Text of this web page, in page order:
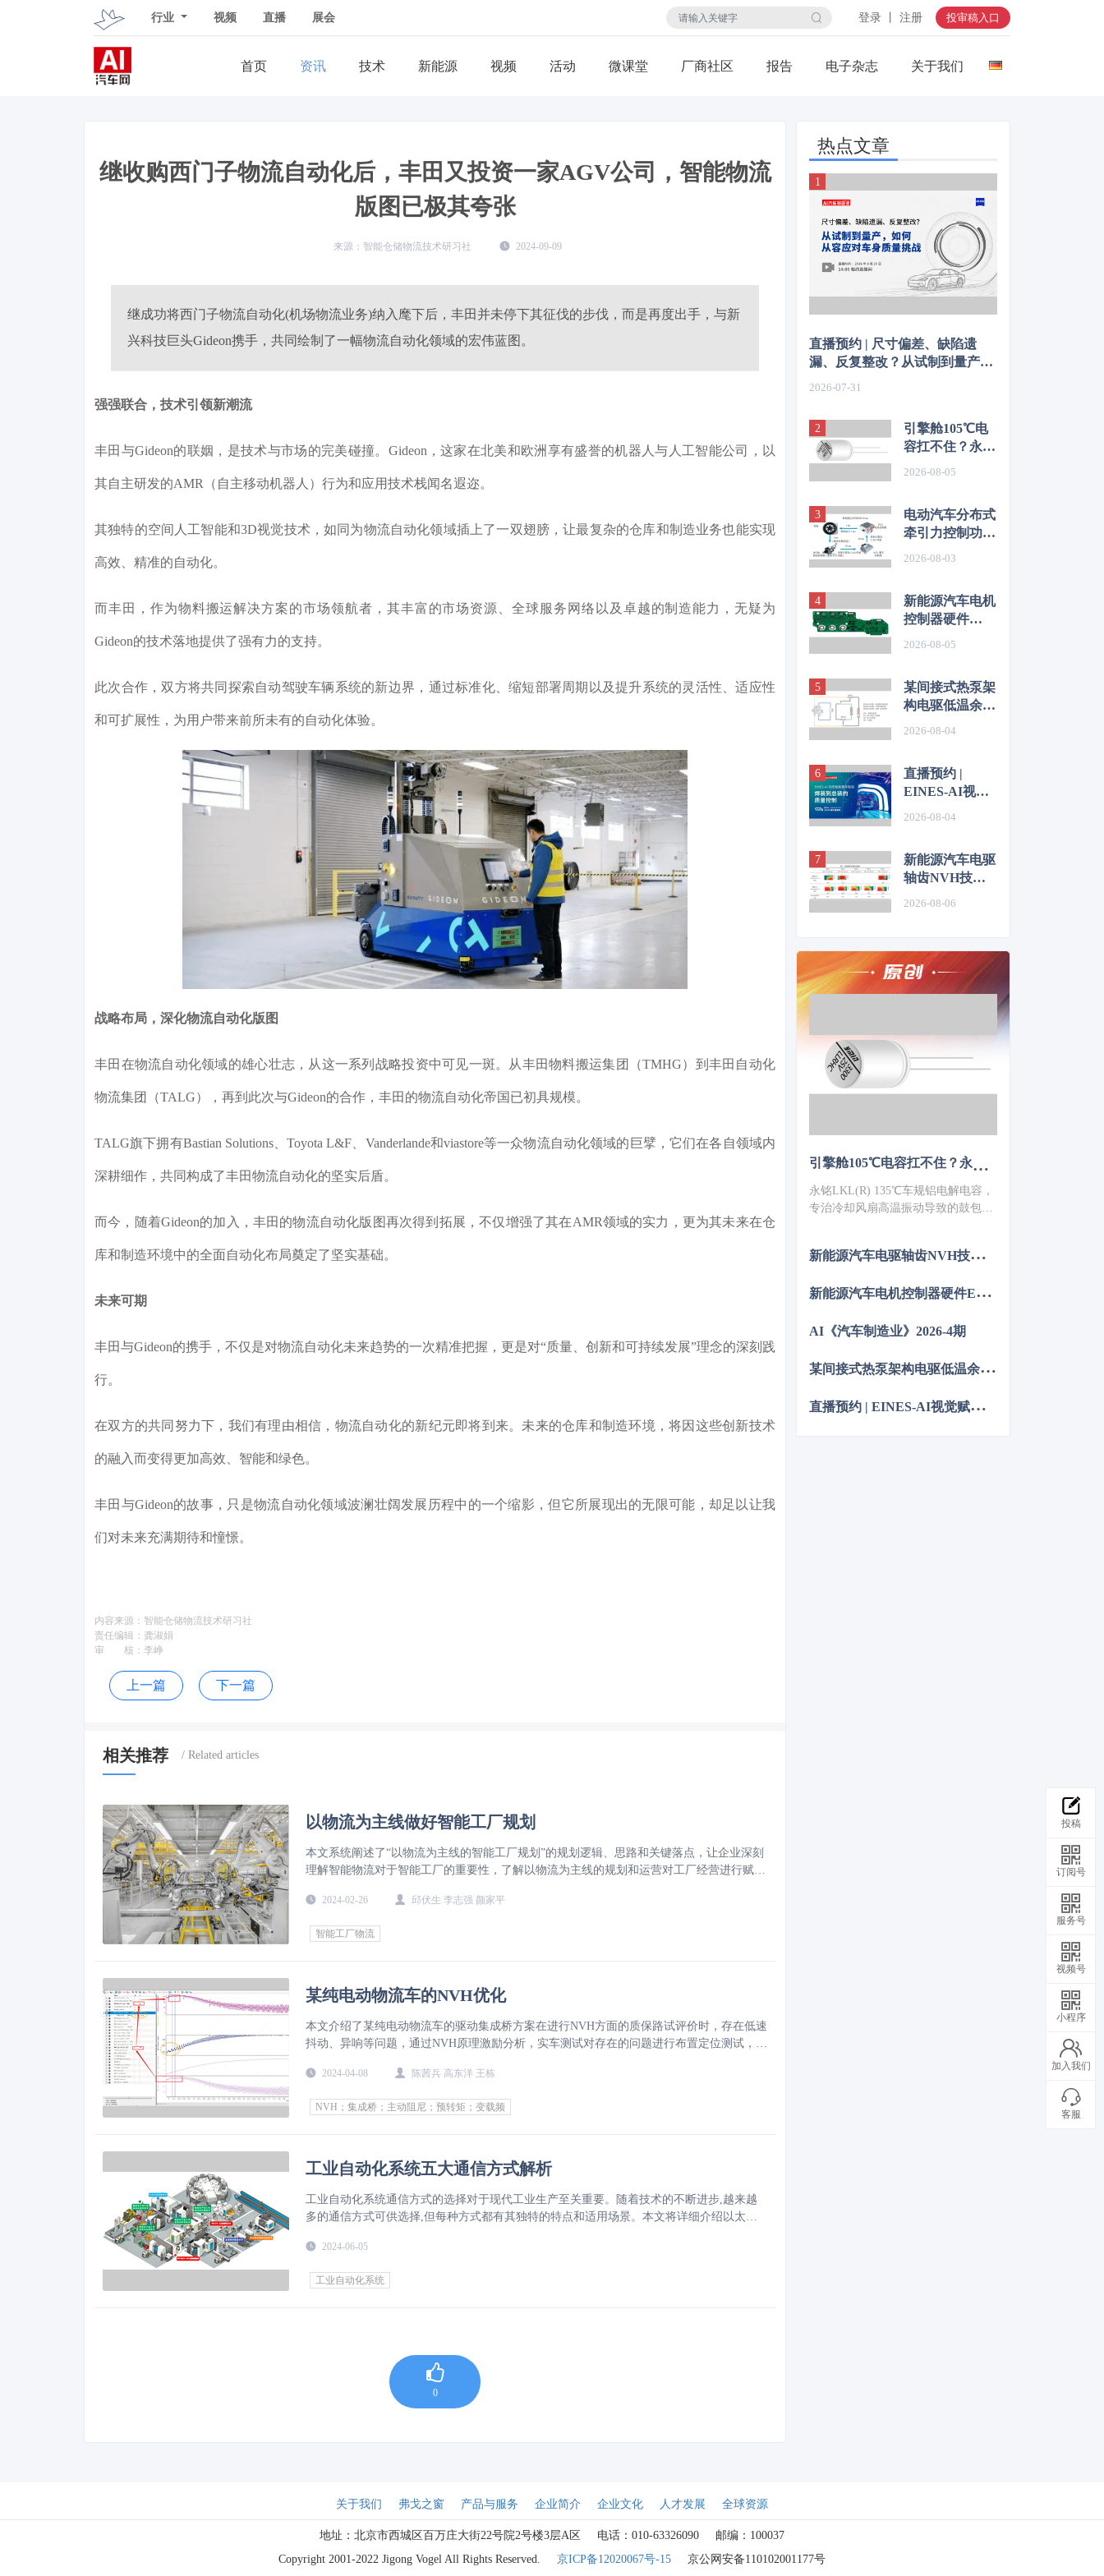
行业 视频 直播 展会 登录 丨 注册 投审稿入口
首页 资讯 技术 视频 活动 微课堂 厂商社区 报告 电子杂志 关于我们
继收购西门子物流自动化后，丰田又投资一家AGV公司，智能物流
版图已极其夸张
智能仓储物流技术研习社 2024-09-09
继成功将西门子物流自动化(机场物流业务)纳入麾下后，丰田并未停下其征伐的步伐，而是再度出手，与新
兴科技巨头Gideon携手，共同绘制了一幅物流自动化领域的宏伟蓝图。
强强联合，技术引领新潮流
丰田与Gideon的联姻，是技术与市场的完美碰撞。Gideon，这家在北美和欧洲享有盛誉的机器人与人工智能公司，以
其自主研发的AMR（自主移动机器人）行为和应用技术栈闻名遐迩。
其独特的空间人工智能和3D视觉技术，如同为物流自动化领域插上了一双翅膀，让最复杂的仓库和制造业务也能实现
高效、精准的自动化。
而丰田，作为物料搬运解决方案的市场领航者，其丰富的市场资源、全球服务网络以及卓越的制造能力，无疑为
Gideon的技术落地提供了强有力的支持。
此次合作，双方将共同探索自动驾驶车辆系统的新边界，通过标准化、缩短部署周期以及提升系统的灵活性、适应性
和可扩展性，为用户带来前所未有的自动化体验。
战略布局，深化物流自动化版图
丰田在物流自动化领域的雄心壮志，从这一系列战略投资中可见一斑。从丰田物料搬运集团（TMHG）到丰田自动化
物流集团（TALG），再到此次与Gideon的合作，丰田的物流自动化帝国已初具规模。
TALG旗下拥有Bastian Solutions、Toyota L&F、Vanderlande和viastore等一众物流自动化领域的巨擘，它们在各自领域内
深耕细作，共同构成了丰田物流自动化的坚实后盾。
而今，随着Gideon的加入，丰田的物流自动化版图再次得到拓展，不仅增强了其在AMR领域的实力，更为其未来在仓
库和制造环境中的全面自动化布局奠定了坚实基础。
未来可期
丰田与Gideon的携手，不仅是对物流自动化未来趋势的一次精准把握，更是对“质量、创新和可持续发展”理念的深刻践
行。
在双方的共同努力下，我们有理由相信，物流自动化的新纪元即将到来。未来的仓库和制造环境，将因这些创新技术
的融入而变得更加高效、智能和绿色。
丰田与Gideon的故事，只是物流自动化领域波澜壮阔发展历程中的一个缩影，但它所展现出的无限可能，却足以让我
们对未来充满期待和憧憬。
内容来源： 智能仓储物流技术研习社
责任编辑： 龚淑娟
审 核： 李峥
上一篇 下一篇
相关推荐
以物流为主线做好智能工厂规划
本文系统阐述了“以物流为主线的智能工厂规划”的规划逻辑、思路和关键落点，让企业深刻
理解智能物流对于智能工厂的重要性，了解以物流为主线的规划和运营对工厂经营进行赋能
2024-02-26 邱伏生 李志强 颜家平
智能工厂物流
某纯电动物流车的NVH优化
本文介绍了某纯电动物流车的驱动集成桥方案在进行NVH方面的质保路试评价时，存在低速
抖动、异响等问题，通过NVH原理激励分析，实车测试对存在的问题进行布置定位测试，并
周期，降低了整车开发成本。
2024-04-08 陈茜兵 高东洋 王栋
NVH；集成桥；主动阻尼；预转矩；变载频
工业自动化系统五大通信方式解析
工业自动化系统通信方式的选择对于现代工业生产至关重要。随着技术的不断进步,越来越
多的通信方式可供选择,但每种方式都有其独特的特点和适用场景。本文将详细介绍以太
2024-06-05
工业自动化系统
0
热点文章
直播预约 | 尺寸偏差、缺陷遗
漏、反复整改？从试制到量产，
2026-07-31
引擎舱105℃电
容扛不住？永铭
扇高温振动失效
难题
2026-08-05
电动汽车分布式
牵引力控制功能
2026-08-03
新能源汽车电机
控制器硬件
2026-08-05
某间接式热泵架
构电驱低温余热
2026-08-04
直播预约 |
EINES-AI视觉
2026-08-04
新能源汽车电驱
轴齿NVH技术
2026-08-06
引擎舱105℃电容扛不住？永铭LKL(R) 135℃车规铝电解电容，破解冷却风扇高温振动失效难题
永铭LKL(R) 135℃车规铝电解电容，
专治冷却风扇高温振动导致的鼓包漏
≤10PPM（传统方案300PPM）。可
改板。100万颗用量售后赔付从45万
著，助力国产化替代。
新
能源汽车电驱轴齿NVH技术图谱研究
新
能源汽车电机控制器硬件EMC源头抑制技术
AI《汽车制造业》2026-4期
某
间接式热泵架构电驱低温余热利用控制方法的仿真优化研究
直
播预约 | EINES-AI视觉赋能整车制造：焊装到总装的质量控制
关于我们 弗戈之窗 产品与服务 企业简介 企业文化 人才发展 全球资源
地址：北京市西城区百万庄大街22号院2号楼3层A区 电话：010-63326090
邮编：100037
Copyright 2001-2022 Jigong Vogel All Rights Reserved.
京ICP备12020067号-15 京公网安备110102001177号
投稿
订阅号
服务号
视频号
小程序
加入我们
客服